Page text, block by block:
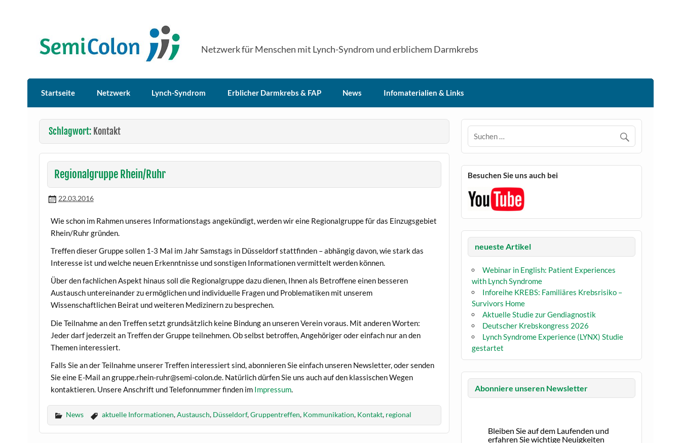
SemiColon
Netzwerk für Menschen mit Lynch-Syndrom und erblichem Darmkrebs
Startseite Netzwerk Lynch-Syndrom Erblicher Darmkrebs & FAP News Infomaterialien & Links
Schlagwort: Kontakt
Regionalgruppe Rhein/Ruhr
22.03.2016
Wie schon im Rahmen unseres Informationstags angekündigt, werden wir eine Regionalgruppe für das Einzugsgebiet
Rhein/Ruhr gründen.
Treffen dieser Gruppe sollen 1-3 Mal im Jahr Samstags in Düsseldorf stattfinden – abhängig davon, wie stark das
Interesse ist und welche neuen Erkenntnisse und sonstigen Informationen vermittelt werden können.
Über den fachlichen Aspekt hinaus soll die Regionalgruppe dazu dienen, Ihnen als Betroffene einen besseren
Austausch untereinander zu ermöglichen und individuelle Fragen und Problematiken mit unserem
Wissenschaftlichen Beirat und weiteren Medizinern zu besprechen.
Die Teilnahme an den Treffen setzt grundsätzlich keine Bindung an unseren Verein voraus. Mit anderen Worten:
Jeder darf jederzeit an Treffen der Gruppe teilnehmen. Ob selbst betroffen, Angehöriger oder einfach nur an den
Themen interessiert.
Falls Sie an der Teilnahme unserer Treffen interessiert sind, abonnieren Sie einfach unseren Newsletter, oder senden
Sie eine E-Mail an gruppe.rhein-ruhr@semi-colon.de. Natürlich dürfen Sie uns auch auf den klassischen Wegen
kontaktieren. Unsere Anschrift und Telefonnummer finden im Impressum.
News aktuelle Informationen,Austausch, Düsseldorf,Gruppentreffen, Kommunikation, Kontakt, regional
Besuchen Sie uns auch bei
neueste Artikel
Webinar in English: Patient Experiences
with Lynch Syndrome
Inforeihe KREBS: Familiäres Krebsrisiko –
Survivors Home
Aktuelle Studie zur Gendiagnostik
Deutscher Krebskongress 2026
Lynch Syndrome Experience (LYNX) Studie
gestartet
Abonniere unseren Newsletter
Bleiben Sie auf dem Laufenden und
erfahren Sie wichtige Neuigkeiten